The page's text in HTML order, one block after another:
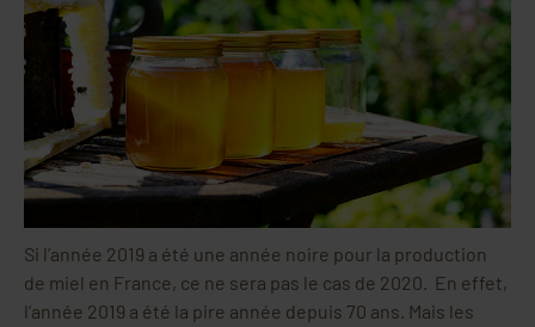
Si l’année 2019 a été une année noire pour la production
de miel en France, ce ne sera pas le cas de 2020. En effet,
l’année 2019 a été la pire année depuis 70 ans. Mais les